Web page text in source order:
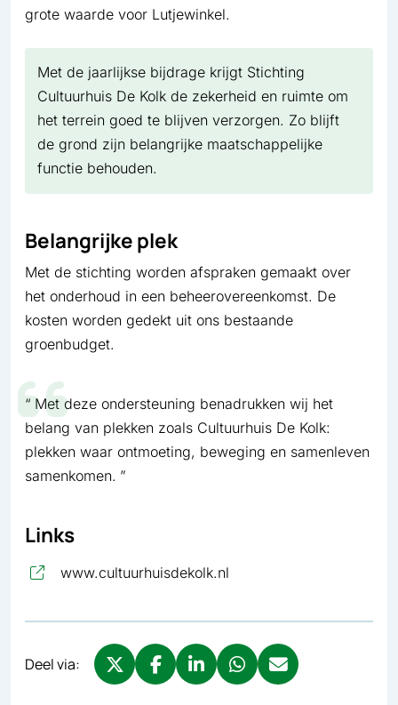
grote waarde voor Lutjewinkel.
Met de jaarlijkse bijdrage krijgt Stichting
Cultuurhuis De Kolk de zekerheid en ruimte om
het terrein goed te blijven verzorgen. Zo blijft
de grond zijn belangrijke maatschappelijke
functie behouden.
Belangrijke plek
Met de stichting worden afspraken gemaakt over
het onderhoud in een beheerovereenkomst. De
kosten worden gedekt uit ons bestaande
groenbudget.
Met deze ondersteuning benadrukken wij het
belang van plekken zoals Cultuurhuis De Kolk:
plekken waar ontmoeting, beweging en samenleven
samenkomen.
Links
www.cultuurhuisdekolk.nl
Deel via: